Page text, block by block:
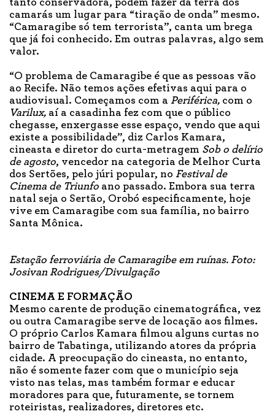
tanto conservadora, podem fazer da terra dos
camarás um lugar para “tiração de onda” mesmo.
“Camaragibe só tem terrorista”, canta um brega
que já foi conhecido. Em outras palavras, algo sem
valor.
“O problema de Camaragibe é que as pessoas vão
ao Recife. Não temos ações efetivas aqui para o
audiovisual. Começamos com a Periférica, com o
Varilux, aí a casadinha fez com que o público
chegasse, enxergasse esse espaço, vendo que aqui
existe a possibilidade”, diz Carlos Kamara,
cineasta e diretor do curta-metragem Sob o delírio
de agosto, vencedor na categoria de Melhor Curta
dos Sertões, pelo júri popular, no Festival de
Cinema de Triunfo ano passado. Embora sua terra
natal seja o Sertão, Orobó especificamente, hoje
vive em Camaragibe com sua família, no bairro
Santa Mônica.
Estação ferroviária de Camaragibe em ruínas. Foto:
Josivan Rodrigues/Divulgação
CINEMA E FORMAÇÃO
Mesmo carente de produção cinematográfica, vez
ou outra Camaragibe serve de locação aos filmes.
O próprio Carlos Kamara filmou alguns curtas no
bairro de Tabatinga, utilizando atores da própria
cidade. A preocupação do cineasta, no entanto,
não é somente fazer com que o município seja
visto nas telas, mas também formar e educar
moradores para que, futuramente, se tornem
roteiristas, realizadores, diretores etc.